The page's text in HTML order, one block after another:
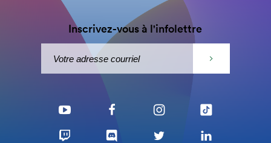
Inscrivez-vous à l'infolettre